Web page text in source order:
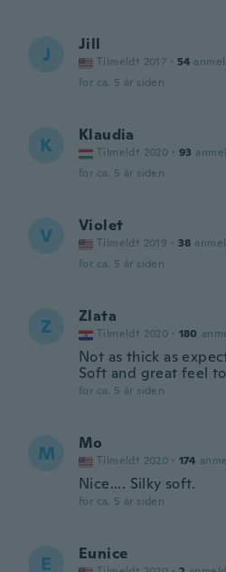
J Jill
Tilmeldt 2017 · 54
for ca. 5 år siden
K Klaudia
Tilmeldt 2020 · 93
for ca. 5 år siden
V Violet
Tilmeldt 2019 · 38
for ca. 5 år siden
Z Zlata
Tilmeldt 2020 · 180
Not as thick as
Soft and great feel
for ca. 5 år siden
M Mo
Tilmeldt 2020 · 174
Nice.... Silky soft.
for ca. 5 år siden
E Eunice